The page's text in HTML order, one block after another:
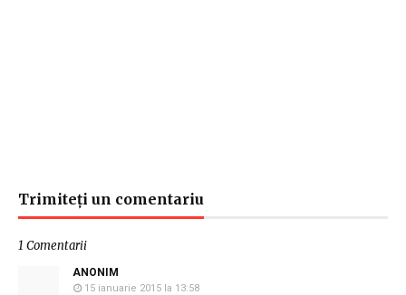
Trimiteți un comentariu
1 Comentarii
ANONIM
15 ianuarie 2015 la 13:58